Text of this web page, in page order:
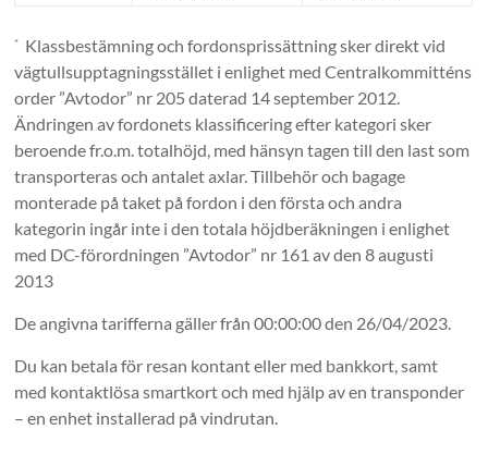
*
Klassbestämning och fordonsprissättning sker direkt vid
vägtullsupptagningsstället i enlighet med Centralkommitténs
order ”Avtodor” nr 205 daterad 14 september 2012.
Ändringen av fordonets klassificering efter kategori sker
beroende fr.o.m. totalhöjd, med hänsyn tagen till den last som
transporteras och antalet axlar. Tillbehör och bagage
monterade på taket på fordon i den första och andra
kategorin ingår inte i den totala höjdberäkningen i enlighet
med DC-förordningen ”Avtodor” nr 161 av den 8 augusti
2013
De angivna tarifferna gäller från 00:00:00 den 26/04/2023.
Du kan betala för resan kontant eller med bankkort, samt
med kontaktlösa smartkort och med hjälp av en transponder
– en enhet installerad på vindrutan.